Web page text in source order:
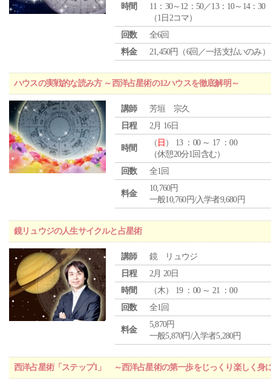
時間
11：30～12：50／13：10～14：30
（1日2コマ）
回数
全6回
料金
21,450円（6回／一括支払いのみ）
ハウスの実戦的な読み方 ～西洋占星術の12ハウスを徹底解明～
講師
芳垣 宗久
日程
2月 16日
時間
（ 日 ） 13 ：00 ～ 17 ：00
（休憩20分1回含む）
回数
全1回
料金
10,760円
一般10,760円/入学者9,680円
鏡リュウジの人生サイクルと占星術
講師
鏡 リュウジ
日程
2月 20日
時間
（木） 19 ：00 ～ 21 ：00
回数
全1回
料金
5,870円
一般5,870円/入学者5,280円
西洋占星術「ステップ1」 ～西洋占星術の第一歩をじっくり楽しく身